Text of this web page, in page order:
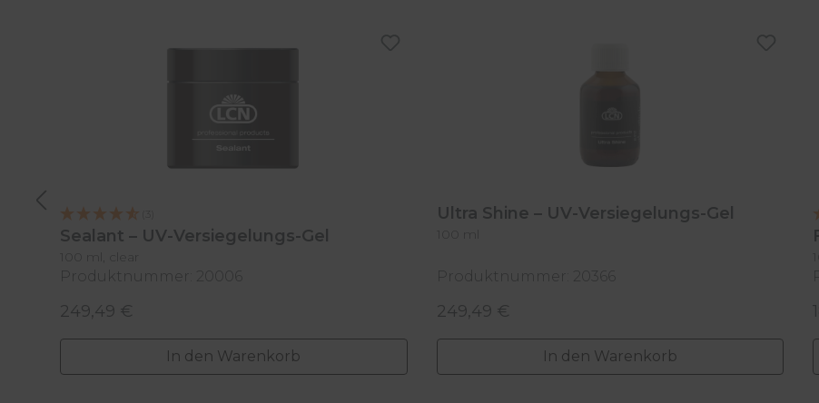
Sealant – UV-Versiegelungs-Gel
Produktnummer: 20006
Regulärer Preis:
249,49 €
In den Warenkorb
Ultra Shine – UV-Versiegelungs-Gel
Produktnummer: 20366
Regulärer Preis:
249,49 €
In den Warenkorb